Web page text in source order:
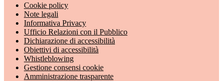
Cookie policy
Note legali
Informativa Privacy
Ufficio Relazioni con il Pubblico
Dichiarazione di accessibilità
Obiettivi di accessibilità
Whistleblowing
Gestione consensi cookie
Amministrazione trasparente